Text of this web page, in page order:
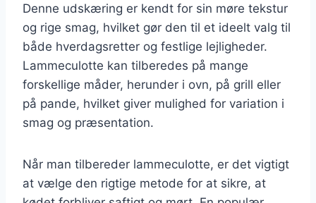
Denne udskæring er kendt for sin møre tekstur
og rige smag, hvilket gør den til et ideelt valg til
både hverdagsretter og festlige lejligheder.
Lammeculotte kan tilberedes på mange
forskellige måder, herunder i ovn, på grill eller
på pande, hvilket giver mulighed for variation i
smag og præsentation.
Når man tilbereder lammeculotte, er det vigtigt
at vælge den rigtige metode for at sikre, at